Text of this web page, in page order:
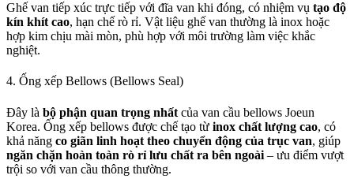
Ghế van tiếp xúc trực tiếp với đĩa van khi đóng, có nhiệm vụ tạo độ
kín khít cao, hạn chế rò rỉ. Vật liệu ghế van thường là inox hoặc
hợp kim chịu mài mòn, phù hợp với môi trường làm việc khắc
nghiệt.
4. Ống xếp Bellows (Bellows Seal)
Đây là bộ phận quan trọng nhất của van cầu bellows Joeun
Korea. Ống xếp bellows được chế tạo từ inox chất lượng cao, có
khả năng co giãn linh hoạt theo chuyển động của trục van, giúp
ngăn chặn hoàn toàn rò rỉ lưu chất ra bên ngoài – ưu điểm vượt
trội so với van cầu thông thường.